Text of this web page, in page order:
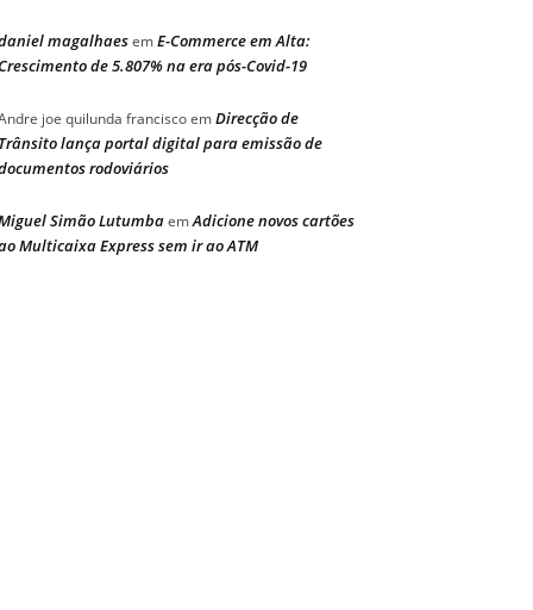
magalhaesemE-Commerce em Alta:
de 5.807% na era pós-Covid-19
joe quilunda franciscoemDirecção de
lança portal digital para emissão de
rodoviários
Simão LutumbaemAdicione novos cartões
Multicaixa Express sem ir ao ATM